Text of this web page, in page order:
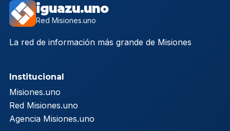
iguazu.uno
Red Misiones.uno
La red de información más grande de Misiones
Institucional
Misiones.uno
Red Misiones.uno
Agencia Misiones.uno